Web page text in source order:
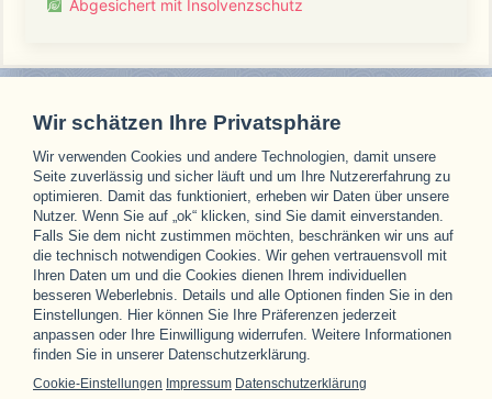
Abgesichert mit Insolvenzschutz
Unsere Partner
Wir schätzen Ihre Privatsphäre
Wir verwenden Cookies und andere Technologien, damit unsere
Seite zuverlässig und sicher läuft und um Ihre Nutzererfahrung zu
optimieren. Damit das funktioniert, erheben wir Daten über unsere
Nutzer. Wenn Sie auf „ok“ klicken, sind Sie damit einverstanden.
Falls Sie dem nicht zustimmen möchten, beschränken wir uns auf
die technisch notwendigen Cookies. Wir gehen vertrauensvoll mit
Ihren Daten um und die Cookies dienen Ihrem individuellen
besseren Weberlebnis. Details und alle Optionen finden Sie in den
Einstellungen. Hier können Sie Ihre Präferenzen jederzeit
anpassen oder Ihre Einwilligung widerrufen. Weitere Informationen
finden Sie in unserer Datenschutzerklärung.
Cookie-Einstellungen Impressum Datenschutzerklärung